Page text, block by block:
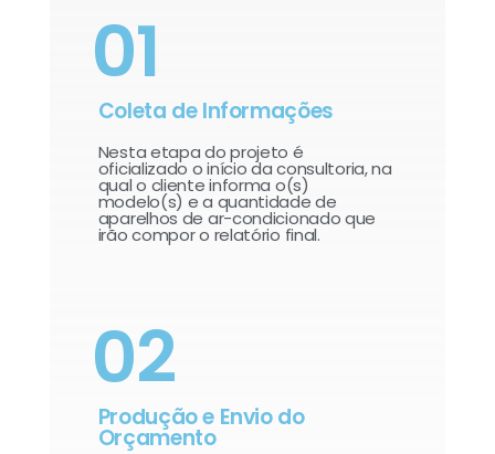
01
Coleta de Informações
Nesta etapa do projeto é
oficializado o início da consultoria, na
qual o cliente informa o(s)
modelo(s) e a quantidade de
aparelhos de ar-condicionado que
irão compor o relatório final.​
02
Produção e Envio do
Orçamento